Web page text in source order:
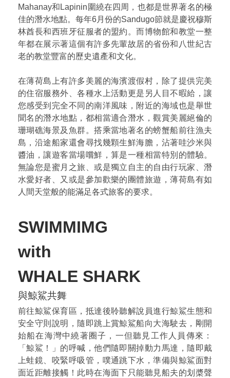
Mahanay和Lapinin圍繞在四周，也都是世界著名的極
佳的潛水地點。每年6月份的Sandugo節就是慶祝穆斯
林酋長和西班牙征服者的盟約。而博物館和教堂一整
年都在展示著這個有許多先輩故居的省份和八世紀古
老的教堂豐富的歷史遺產和文化。
在薄荷島上有許多美麗的海濱渡假村，除了提供完美
的住宿服務外、各種水上活動更是另人目不暇給，讓
您感受到完全不同的南洋風味，附近的海域也是舉世
聞名的潛水地點，都相當適合潛水，觀賞美麗絕倫的
珊瑚礁海景及魚群。搭乘當地著名的螃蟹船前往漁夫
島，沿途船家還會尋找幾顆生鮮海膽，沾著哇沙米與
醬油，讓遊客當場嚐鮮，算是一種相當特別的體驗。
無論您是蜜月之旅、或是獨立自主的自由行玩家、潛
水愛好者、又或是參加歡樂的團體旅遊，薄荷島有如
人間天堂般的能滿足各式旅客的要求。
SWIMMIMG
with
WHALE SHARK
與鯨鯊共舞
前往鯨鯊保育區，抵達後聆聽解說員進行鯨鯊生態和
安全守則說明，隨即跳上賞鯨鯊船向大海駛去，剛開
始船在海灣中繞著圈子，一但聽見工作人員傳來：
「鯨鯊！」的呼喊，他們隨即關掉動力馬達，隨即戴
上蛙鏡、咬緊呼吸管，噗通跳下水，準備與鯨鯊面對
面近距離接觸！此時在海面下只能聽見船夫的划槳聲